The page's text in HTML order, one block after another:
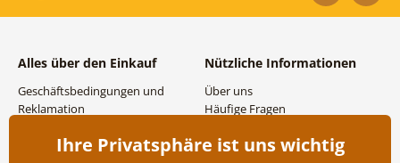
Alles über den Einkauf
Geschäftsbedingungen und
Reklamation
Versand- und
Nützliche Informationen
Über uns
Häufige Fragen
Großhandel und
Ihre Privatsphäre ist uns wichtig